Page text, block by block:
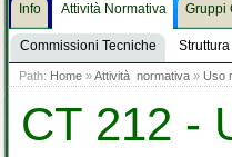
Info Attività Normativa
Commissioni Tecniche
Gruppi
Path: Home »Attività normativa » Uso
CT 212 -